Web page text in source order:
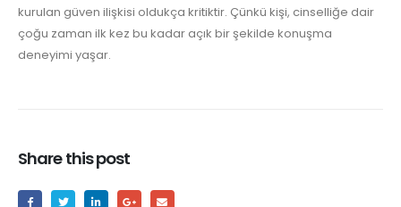
kurulan güven ilişkisi oldukça kritiktir. Çünkü kişi, cinselliğe dair
çoğu zaman ilk kez bu kadar açık bir şekilde konuşma
deneyimi yaşar.
Share this post